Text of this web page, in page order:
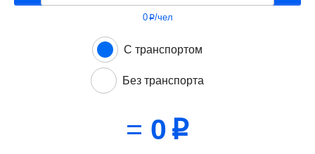
0p/чел
С транспортом
Без транспорта
= 0 p